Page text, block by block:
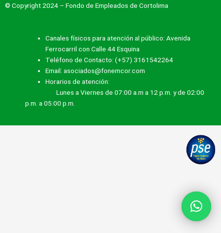
© Copyright 2024 – Fondo de Empleados de Cortolima
Canales físicos para atención al público: Avenida
Ferrocarril con Calle 44 Esquina
Teléfono de Contacto: (+57) 3161542264
Email: asociados@fonemcor.com
Horarios de atención:
Lunes a Viernes de 07:00 a.m a 12 p.m. y de 02:00
p.m. a 05:00 p.m.